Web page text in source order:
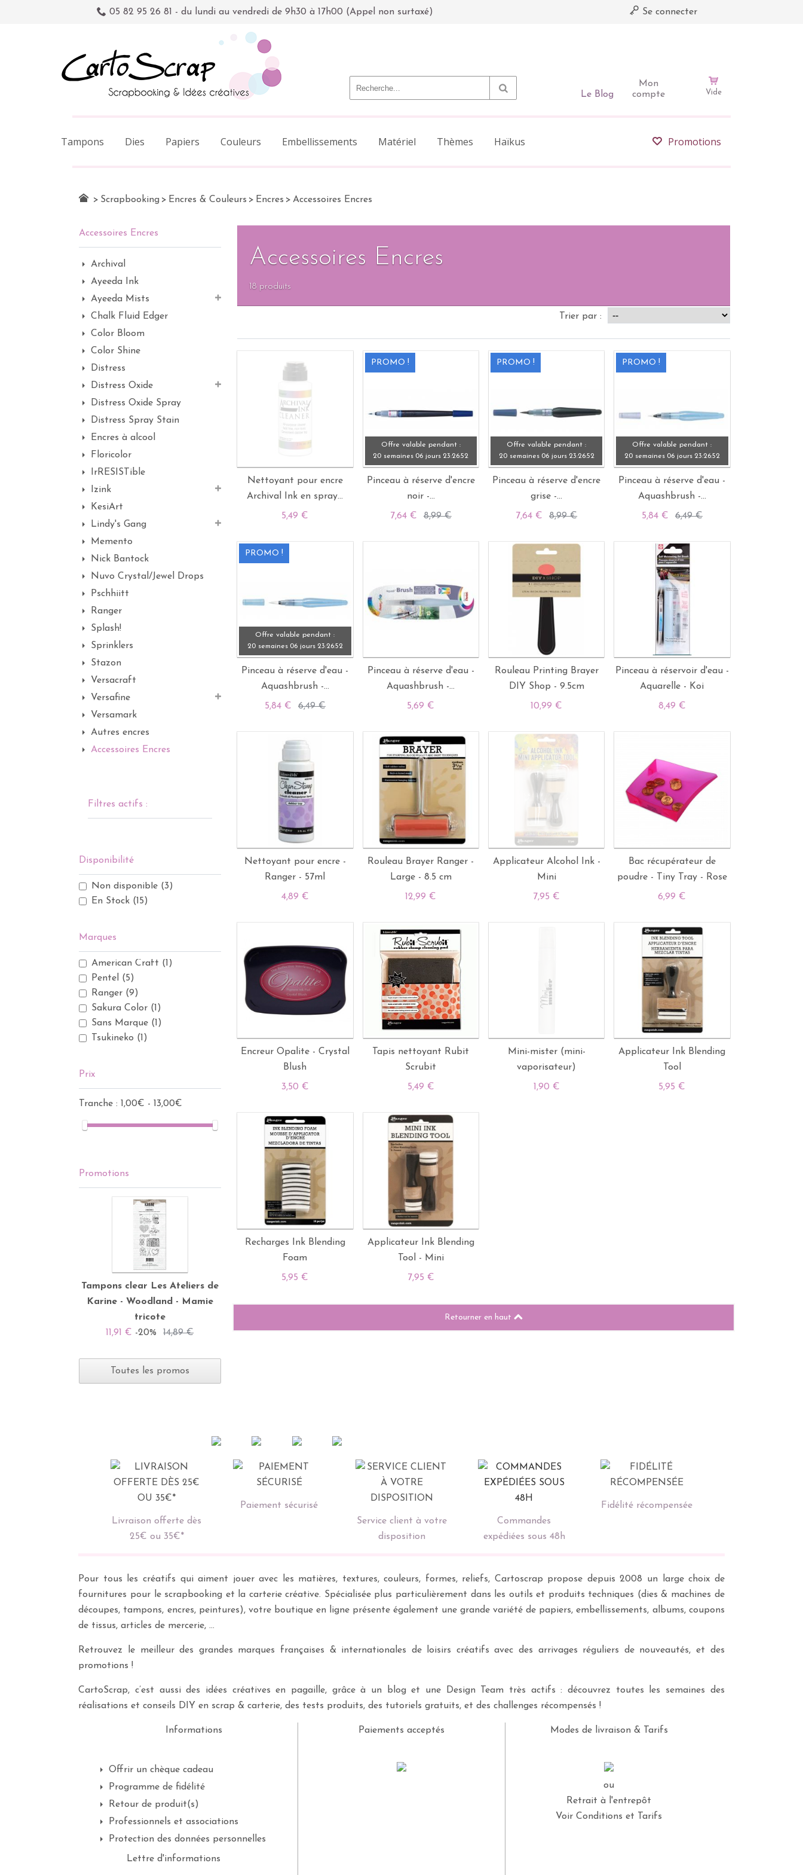
05 82 95 26 81 - du lundi au vendredi de 9h30 à 17h00 (Appel non surtaxé) Se connecter
Mon
compte
Le Blog Vide
Tampons Dies Papiers Couleurs Embellissements Matériel Thèmes Promotions
Haïkus
> Scrapbooking > Encres & Couleurs > Encres > Accessoires Encres
Accessoires Encres
18 produits
Trier par :
Nettoyant pour encre
Archival Ink en spray...
5,49 €
PROMO !
Offre valable pendant :
20 semaines 06 jours 23:26:51
Pinceau à réserve d'encre
noir -...
7,64 € 8,99 €
PROMO !
Offre valable pendant :
20 semaines 06 jours 23:26:51
Pinceau à réserve d'encre
grise -...
7,64 € 8,99 €
PROMO !
Offre valable pendant :
20 semaines 06 jours 23:26:51
Pinceau à réserve d'eau -
Aquashbrush -...
5,84 € 6,49 €
PROMO !
Offre valable pendant :
20 semaines 06 jours 23:26:51
Pinceau à réserve d'eau -
Aquashbrush -...
5,84 € 6,49 €
Pinceau à réserve d'eau -
Aquashbrush -...
5,69 €
Rouleau Printing Brayer
DIY Shop - 9.5cm
10,99 €
Pinceau à réservoir d'eau -
Aquarelle - Koi
8,49 €
Nettoyant pour encre -
Ranger - 57ml
4,89 €
Rouleau Brayer Ranger -
Large - 8.5 cm
12,99 €
Applicateur Alcohol Ink -
Mini
7,95 €
Bac récupérateur de
poudre - Tiny Tray - Rose
6,99 €
Encreur Opalite - Crystal
Blush
3,50 €
Tapis nettoyant Rubit
Scrubit
5,49 €
Mini-mister (mini-
vaporisateur)
1,90 €
Applicateur Ink Blending
Tool
5,95 €
Recharges Ink Blending
Foam
5,95 €
Applicateur Ink Blending
Tool - Mini
7,95 €
Retourner en haut
Accessoires Encres
Archival
Ayeeda Ink
Ayeeda Mists
Chalk Fluid Edger
Color Bloom
Color Shine
Distress
Distress Oxide
Distress Oxide Spray
Distress Spray Stain
Encres à alcool
Floricolor
IrRESISTible
Izink
KesiArt
Lindy's Gang
Memento
Nick Bantock
Nuvo Crystal/Jewel Drops
Pschhiitt
Ranger
Splash!
Sprinklers
Stazon
Versacraft
Versafine
Versamark
Autres encres
Accessoires Encres
Filtres actifs :
Disponibilité
Non disponible (3)
En Stock (15)
Marques
American Craft (1)
Pentel
(5)
Ranger (9)
Sakura Color (1)
Sans Marque (1)
Tsukineko (1)
Prix
Tranche : 1,00€ - 13,00€
Promotions
Tampons clear Les Ateliers de
Karine - Woodland - Mamie
tricote
11,91 € -20% 14,89 €
Toutes les promos
Livraison offerte dès
25€ ou 35€*
Paiement sécurisé
Service client à votre
disposition
Commandes
expédiées sous 48h
Fidélité récompensée
Pour tous les créatifs qui aiment jouer avec les matières, textures, couleurs, formes, reliefs, Cartoscrap propose depuis 2008 un large choix de
fournitures pour le scrapbooking et la carterie créative. Spécialisée plus particulièrement dans les outils et produits techniques (dies & machines de
découpes, tampons, encres, peintures), votre boutique en ligne présente également une grande variété de papiers, embellissements, albums, coupons
de tissus, articles de mercerie, …
Retrouvez le meilleur des grandes marques françaises & internationales de loisirs créatifs avec des arrivages réguliers de nouveautés, et des
promotions !
CartoScrap, c’est aussi des idées créatives en pagaille, grâce à un blog et une Design Team très actifs : découvrez toutes les semaines des
réalisations et conseils DIY en scrap & carterie, des tests produits, des tutoriels gratuits, et des challenges récompensés !
Informations
Offrir un chèque cadeau
Programme de fidélité
Retour de produit(s)
Professionnels et associations
Protection des données personnelles
Paiements acceptés Modes de livraison & Tarifs
ou
Retrait à l'entrepôt
Voir Conditions et Tarifs
Lettre d'informations